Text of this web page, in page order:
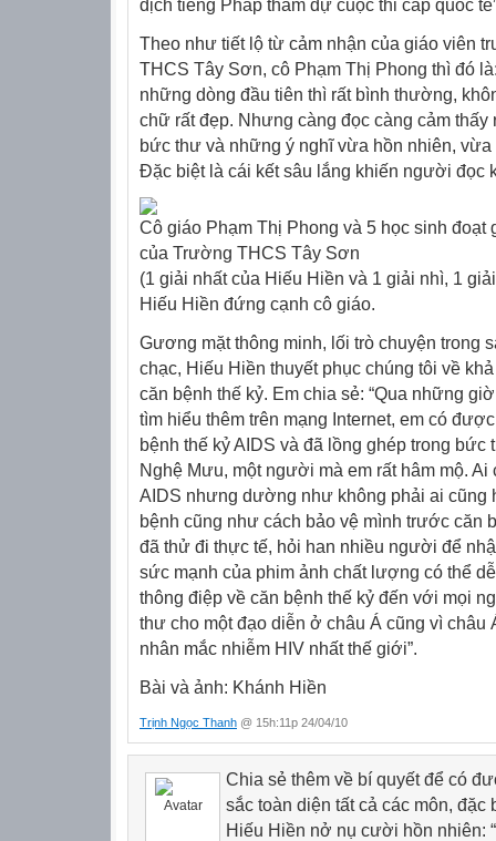
dịch tiếng Pháp tham dự cuộc thi cấp quốc
Theo như tiết lộ từ cảm nhận của giáo viên
THCS Tây Sơn, cô Phạm Thị Phong thì đó
những dòng đầu tiên thì rất bình thường,
chữ rất đẹp. Nhưng càng đọc càng cảm thấy
bức thư và những ý nghĩ vừa hồn nhiên, vừa
Đặc biệt là cái kết sâu lắng khiến người đọc
Cô giáo Phạm Thị Phong và 5 học sinh đoạt
của Trường THCS Tây Sơn
(1 giải nhất của Hiếu Hiền và 1 giải nhì, 1
Hiếu Hiền đứng cạnh cô giáo.
Gương mặt thông minh, lối trò chuyện trong
chạc, Hiếu Hiền thuyết phục chúng tôi về
căn bệnh thế kỷ. Em chia sẻ: “Qua những
tìm hiểu thêm trên mạng Internet, em có
bệnh thế kỷ AIDS và đã lồng ghép trong
Nghệ Mưu, một người mà em rất hâm mộ. Ai
AIDS nhưng dường như không phải ai cũng
bệnh cũng như cách bảo vệ mình trước căn
đã thử đi thực tế, hỏi han nhiều người để
sức mạnh của phim ảnh chất lượng có thể
thông điệp về căn bệnh thế kỷ đến với mọi
thư cho một đạo diễn ở châu Á cũng vì châu
nhân mắc nhiễm HIV nhất thế giới”.
Bài và ảnh: Khánh Hiền
Trịnh Ngọc Thanh @ 15h:11p 24/04/10
Chia sẻ thêm về bí quyết để có
sắc toàn diện tất cả các môn, đặc
Hiếu Hiền nở nụ cười hồn nhiên: